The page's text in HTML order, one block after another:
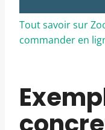
Tout savoir sur
commander en